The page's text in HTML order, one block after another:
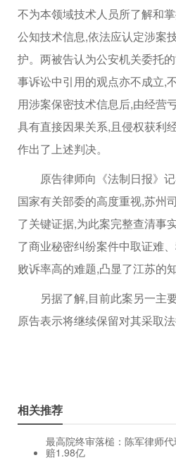
不为本领域技术人员所了解和
公知技术信息,依法应认定涉案
护。两被告认为公安机关委托
事诉讼中引用的观点亦不成立,
用涉案保密技术信息后,由经营
具有直接因果关系,且侵权获利
作出了上述判决。
原告律师向《法制日报》记
国家有关部委的高度重视,苏州
了关键证据,为此案完整查清事
了商业秘密纠纷案件中取证难
败诉率高的难题,凸显了江苏的
另据了解,目前此案另一主
原告表示将继续保留对其采取法
相关推荐
最高院终审落槌：陈军律师
赔1.98亿